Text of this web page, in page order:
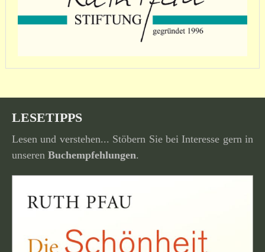
LESETIPPS
Lesen und verstehen... Stöbern Sie bei Interesse gern in
unseren Buchempfehlungen.